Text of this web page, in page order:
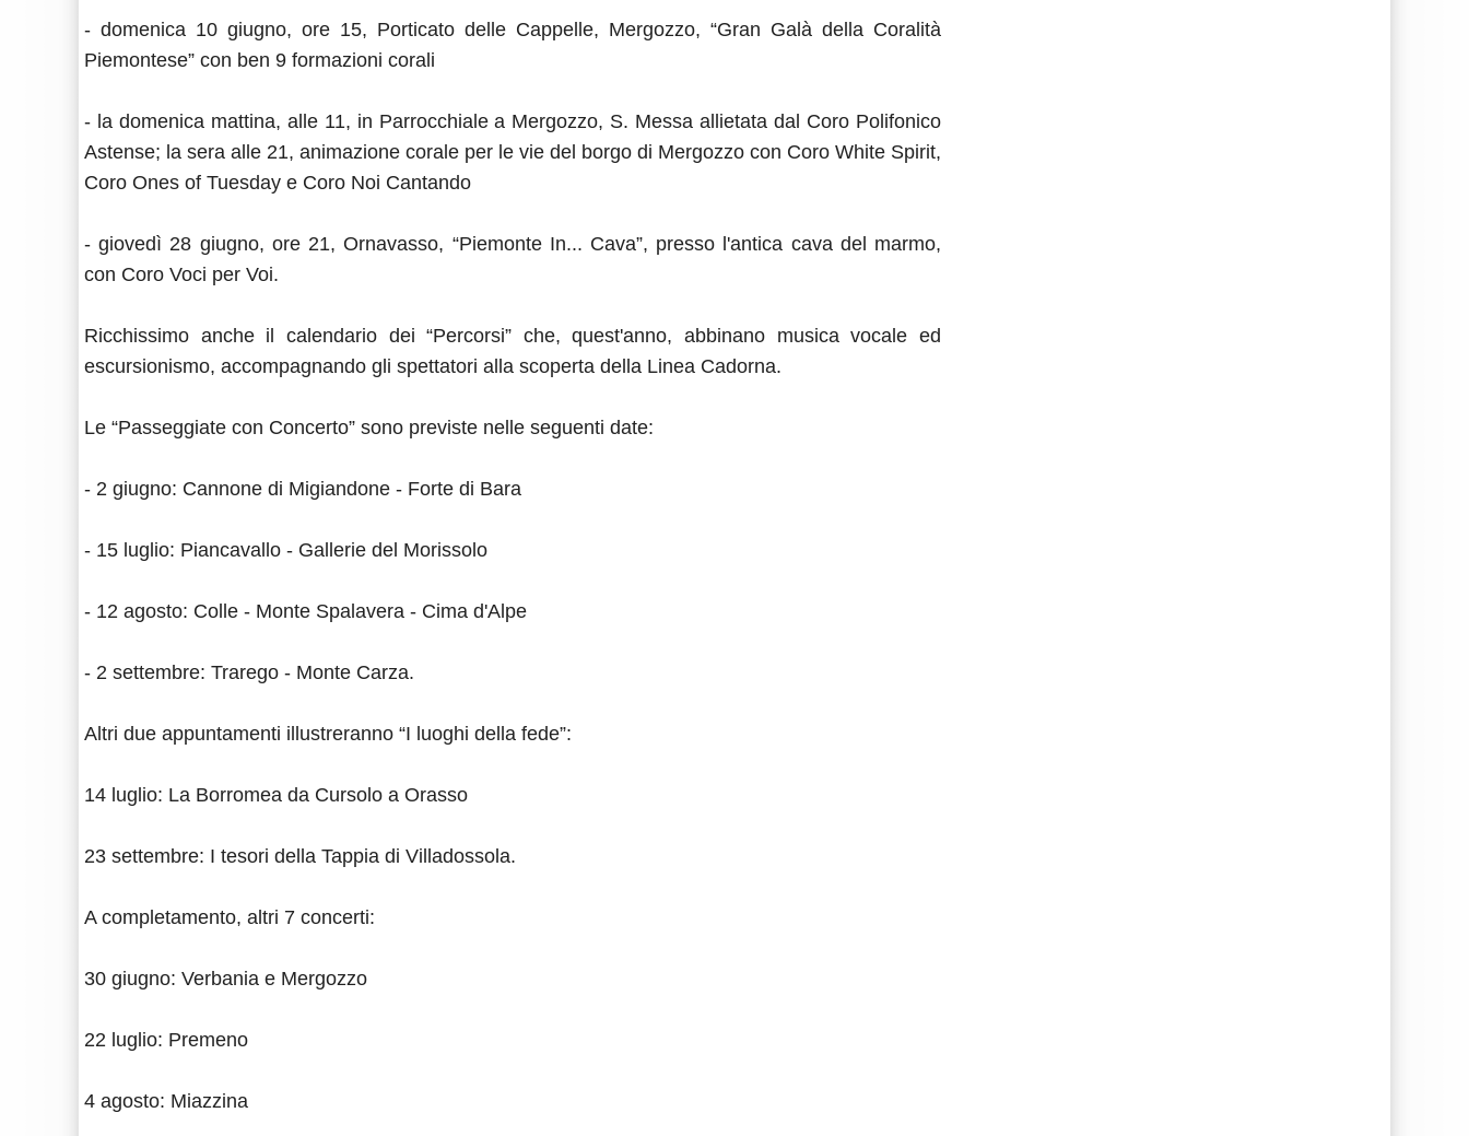
- domenica 10 giugno, ore 15, Porticato delle Cappelle, Mergozzo, “Gran Galà della Coralità
Piemontese” con ben 9 formazioni corali
- la domenica mattina, alle 11, in Parrocchiale a Mergozzo, S. Messa allietata dal Coro Polifonico
Astense; la sera alle 21, animazione corale per le vie del borgo di Mergozzo con Coro White Spirit,
Coro Ones of Tuesday e Coro Noi Cantando
- giovedì 28 giugno, ore 21, Ornavasso, “Piemonte In... Cava”, presso l'antica cava del marmo,
con Coro Voci per Voi.
Ricchissimo anche il calendario dei “Percorsi” che, quest'anno, abbinano musica vocale ed
escursionismo, accompagnando gli spettatori alla scoperta della Linea Cadorna.
Le “Passeggiate con Concerto” sono previste nelle seguenti date:
- 2 giugno: Cannone di Migiandone - Forte di Bara
- 15 luglio: Piancavallo - Gallerie del Morissolo
- 12 agosto: Colle - Monte Spalavera - Cima d'Alpe
- 2 settembre: Trarego - Monte Carza.
Altri due appuntamenti illustreranno “I luoghi della fede”:
14 luglio: La Borromea da Cursolo a Orasso
23 settembre: I tesori della Tappia di Villadossola.
A completamento, altri 7 concerti:
30 giugno: Verbania e Mergozzo
22 luglio: Premeno
4 agosto: Miazzina